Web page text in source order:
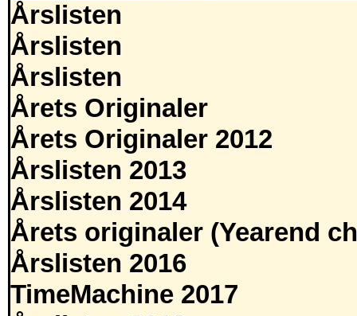
Årslisten
Årslisten
Årslisten
Årets Originaler
Årets Originaler 2012
Årslisten 2013
Årslisten 2014
Årets originaler (Yearend
Årslisten 2016
TimeMachine 2017